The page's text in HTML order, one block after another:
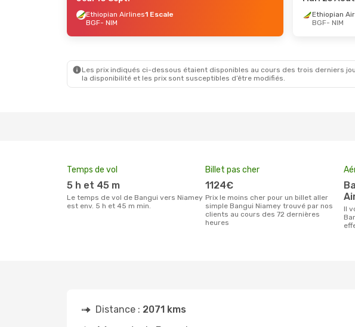
Ethiopian Airlines1 Escale
BGF- NIM
Ethiopian
BGF- NIM
Les prix indiqués ci-dessous étaient disponibles au cours des trois derniers
la disponibilité et les prix sont susceptibles d’être modifiés.
Temps de vol
5 h et 45 m
Le temps de vol de Bangui vers Niamey
est env. 5 h et 45 m min.
Billet pas cher
1124€
Prix le moins cher pour un billet aller
simple Bangui Niamey trouvé par nos
clients au cours des 72 dernières
heures
Bangui M'Poko International
Il vous faudra rejoindre l'aéroport
Distance : 2071 kms